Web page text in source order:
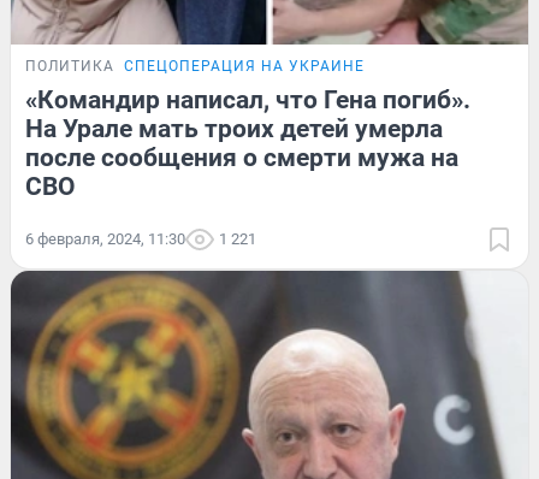
ПОЛИТИКА СПЕЦОПЕРАЦИЯ НА УКРАИНЕ
«Командир написал, что Гена погиб».
На Урале мать троих детей умерла
после сообщения о смерти мужа на
СВО
6 февраля, 2024, 11:30 1 221